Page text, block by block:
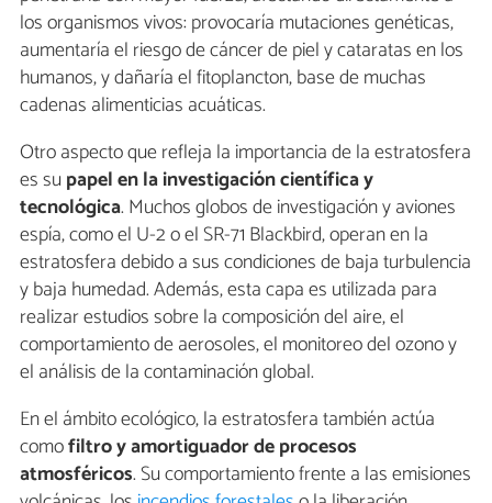
los organismos vivos: provocaría mutaciones genéticas,
aumentaría el riesgo de cáncer de piel y cataratas en los
humanos, y dañaría el fitoplancton, base de muchas
cadenas alimenticias acuáticas.
Otro aspecto que refleja la importancia de la estratosfera
es supapel en la investigación científica y
tecnológica. Muchos globos de investigación y aviones
espía, como el U-2 o el SR-71 Blackbird, operan en la
estratosfera debido a sus condiciones de baja turbulencia
y baja humedad. Además, esta capa es utilizada para
realizar estudios sobre la composición del aire, el
comportamiento de aerosoles, el monitoreo del ozono y
el análisis de la contaminación global.
En el ámbito ecológico, la estratosfera también actúa
comofiltro y amortiguador de procesos
atmosféricos. Su comportamiento frente a las emisiones